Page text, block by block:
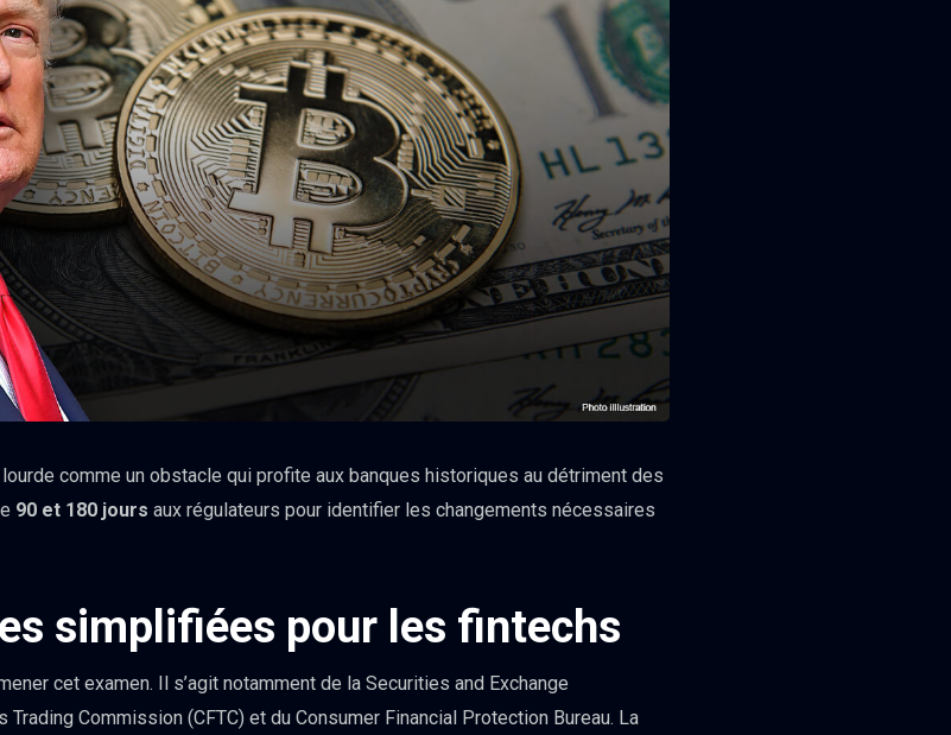
comme un obstacle qui profite aux banques historiques au détriment des
90 et 180 jours aux régulateurs pour identifier les changements nécessaires
simplifiées pour les fintechs
cet examen. Il s’agit notamment de la Securities and Exchange
Commission (CFTC) et du Consumer Financial Protection Bureau. La